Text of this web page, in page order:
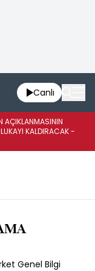
Canlı
AÇIKLANMASININ
KALDIRACAK -
Genel Bilgi